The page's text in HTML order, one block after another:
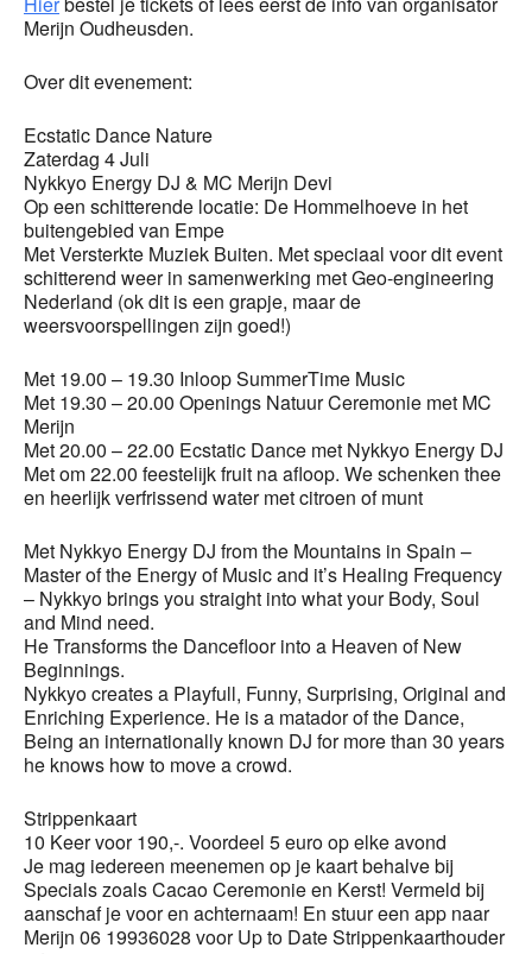
Merijn Oudheusden.
Over dit evenement:
Ecstatic Dance Nature
Zaterdag 4 Juli
Nykkyo Energy DJ & MC Merijn Devi
Op een schitterende locatie: De Hommelhoeve in het
buitengebied van Empe
Met Versterkte Muziek Buiten. Met speciaal voor dit event
schitterend weer in samenwerking met Geo-engineering
Nederland (ok dit is een grapje, maar de
weersvoorspellingen zijn goed!)
Met 19.00 – 19.30 Inloop SummerTime Music
Met 19.30 – 20.00 Openings Natuur Ceremonie met MC
Merijn
Met 20.00 – 22.00 Ecstatic Dance met Nykkyo Energy DJ
Met om 22.00 feestelijk fruit na afloop. We schenken thee
en heerlijk verfrissend water met citroen of munt
Met Nykkyo Energy DJ from the Mountains in Spain –
Master of the Energy of Music and it’s Healing Frequency
– Nykkyo brings you straight into what your Body, Soul
and Mind need.
He Transforms the Dancefloor into a Heaven of New
Beginnings.
Nykkyo creates a Playfull, Funny, Surprising, Original and
Enriching Experience. He is a matador of the Dance,
Being an internationally known DJ for more than 30 years
he knows how to move a crowd.
Strippenkaart
10 Keer voor 190,-. Voordeel 5 euro op elke avond
Je mag iedereen meenemen op je kaart behalve bij
Specials zoals Cacao Ceremonie en Kerst! Vermeld bij
aanschaf je voor en achternaam! En stuur een app naar
Merijn 06 19936028 voor Up to Date Strippenkaarthouder